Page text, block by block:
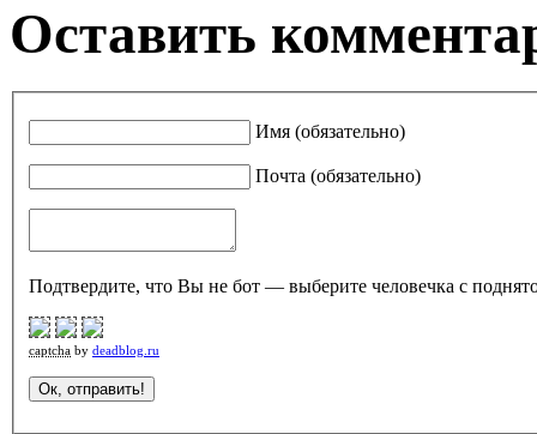
Оставить
Имя (обязательно)
Почта (обязательно)
Подтвердите, что Вы не бот — выберите человечка с
captcha by deadblog.ru